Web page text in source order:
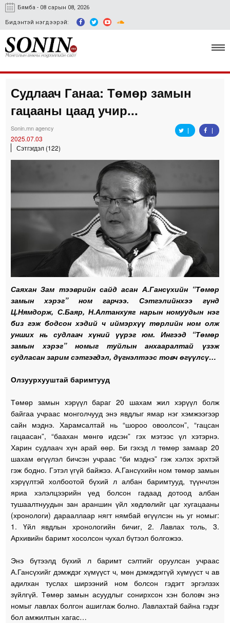
Бямба - 08 сарын 08, 2026
Бидэнтэй нэгдээрэй:
Улс төр, эдийн засаг
Гэмт хэрэг
Спорт
Easy news
Судлаач Ганаа: Төмөр замын
гацааны цаад учир...
Sonin.mn agency
2025.07.03
Сэтгэгдэл (122)
Саяхан Зам тээврийн сайд асан А.Гансүхийн “Төмөр
замын хэрэг” ном гарчээ. Сэтгэлийнхээ гүнд
Ц.Нямдорж, С.Баяр, Н.Алтанхуяг нарын номуудын нэг
биз гэж бодсон хэдий ч иймэрхүү төрлийн ном олж
унших нь судлаач хүний үүрэг юм. Ингээд “Төмөр
замын хэрэг” номыг туйлын анхааралтай үзэж
судласан зарим сэтгэгдэл, дүгнэлтээс товч өгүүлсү…
Олзуурхууштай баримтууд
Төмөр замын хэрүүл бараг 20 шахам жил хэрүүл болж
байгаа учраас монголчууд энэ явдлыг ямар нэг хэмжээгээр
сайн мэднэ. Харамсалтай нь “шороо овоолсон”, “гацсан
гацаасан”, “баахан мөнгө идсэн” гэх мэтээс үл хэтэрнэ.
Харин судлаач хүн арай өөр. Би гэхэд л төмөр замаар 20
шахам өгүүлэл бичсэн учраас “би мэднэ” гэж хэлэх эрхтэй
гэж бодно. Гэтэл үгүй байжээ. А.Гансүхийн ном төмөр замын
хэрүүлтэй холбоотой бүхий л албан баримтууд, түүнчлэн
яриа хэлэлцээрийн үед болсон гадаад дотоод албан
тушаалтнуудын зан араншин үйл хөдлөлийг цаг хугацааны
(хронологи) дарааллаар нягт нямбай өгүүлсэн нь уг номыг:
1. Үйл явдлын хронологийн бичиг, 2. Лавлах толь, 3.
Архивийн баримт хосолсон чухал бүтээл болгожээ.
Энэ бүтээлд бүхий л баримт сэлтийг оруулсан учраас
А.Гансүхийг дэмждэг хүмүүст ч, мөн дэмждэггүй хүмүүст ч ав
адилхан туслах ширээний ном болсон гэдэгт эргэлзэх
зүйлгүй. Төмөр замын асуудлыг сонирхсон хэн боловч энэ
номыг лавлах болгон ашиглаж болно. Лавлахтай байна гэдэг
бол амжилтын хагас…